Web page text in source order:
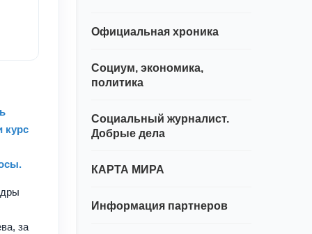
курс
за
Официальная хроника
Социум, экономика,
политика
Социальный журналист.
Добрые дела
КАРТА МИРА
Информация партнеров